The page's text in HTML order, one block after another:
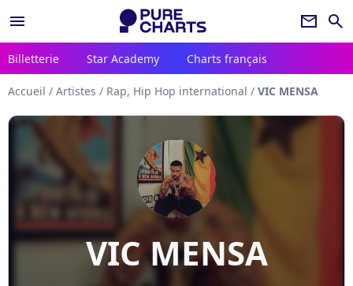
menu newsletter search
Billetterie Star Academy Charts français
Accueil / Artistes / Rap, Hip Hop international / VIC MENSA
VIC MENSA